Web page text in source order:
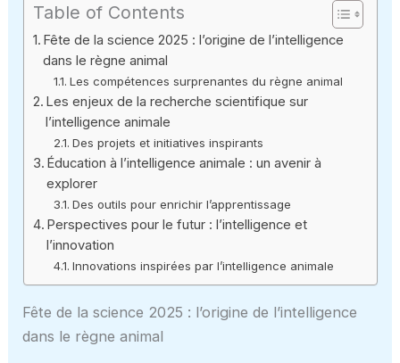
Table of Contents
Fête de la science 2025 : l’origine de l’intelligence
dans le règne animal
Les compétences surprenantes du règne animal
Les enjeux de la recherche scientifique sur
l’intelligence animale
Des projets et initiatives inspirants
Éducation à l’intelligence animale : un avenir à
explorer
Des outils pour enrichir l’apprentissage
Perspectives pour le futur : l’intelligence et
l’innovation
Innovations inspirées par l’intelligence animale
Fête de la science 2025 : l’origine de l’intelligence
dans le règne animal